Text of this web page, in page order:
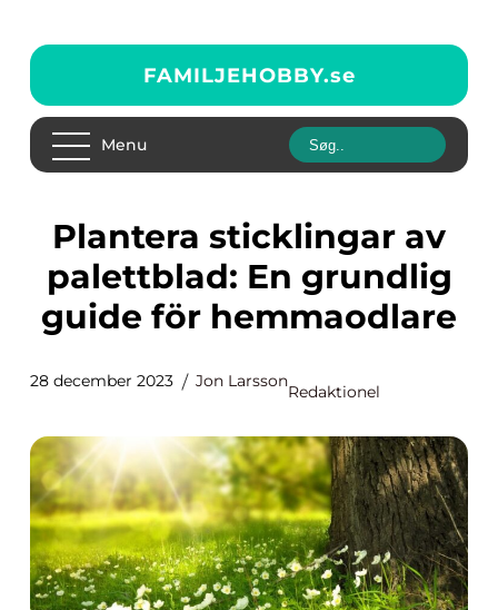
FAMILJEHOBBY.se
Menu
Plantera sticklingar av
palettblad: En grundlig
guide för hemmaodlare
28 december 2023 Jon Larsson
Redaktionel